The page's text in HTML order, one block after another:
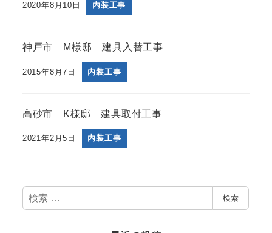
2020年8月10日 内装工事
神戸市 M様邸 建具入替工事
2015年8月7日 内装工事
高砂市 K様邸 建具取付工事
2021年2月5日 内装工事
検
索
検索